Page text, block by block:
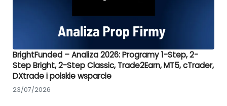
BrightFunded – Analiza 2026: Programy 1-Step, 2-
Step Bright, 2-Step Classic, Trade2Earn, MT5, cTrader,
DXtrade i polskie wsparcie
23/07/2026